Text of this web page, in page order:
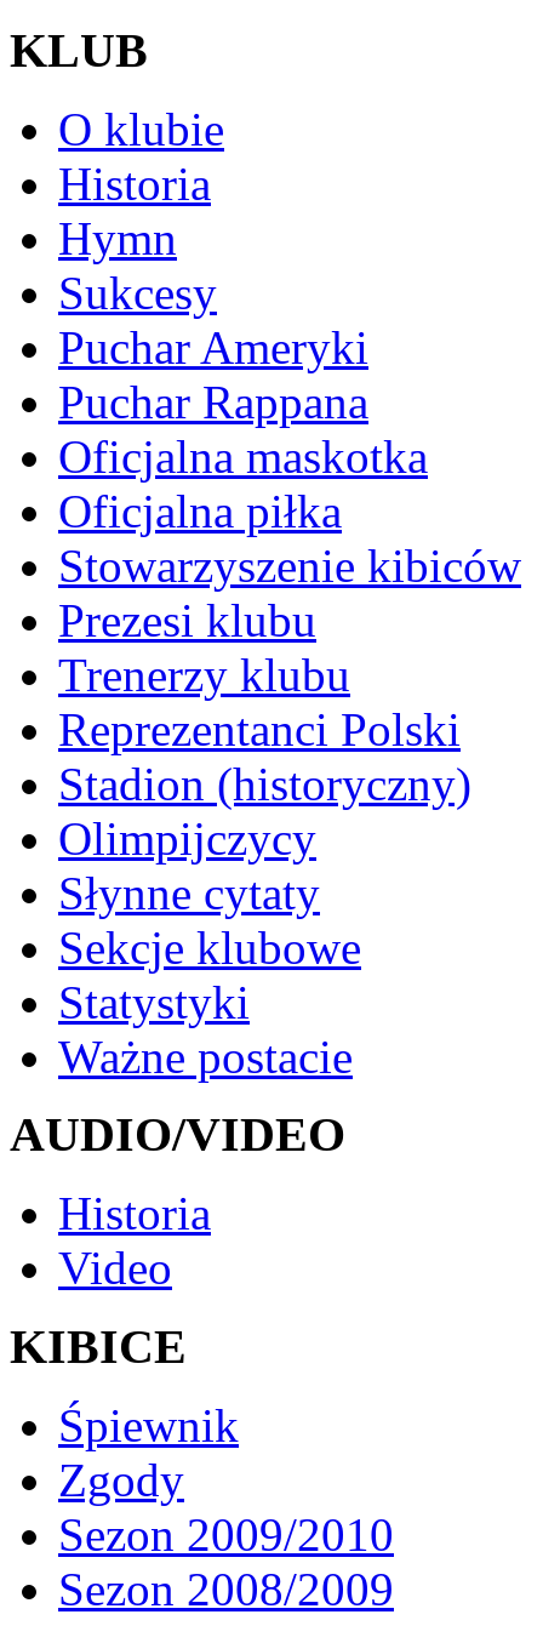
KLUB
O klubie
Historia
Hymn
Sukcesy
Puchar Ameryki
Puchar Rappana
Oficjalna maskotka
Oficjalna piłka
Stowarzyszenie kibiców
Prezesi klubu
Trenerzy klubu
Reprezentanci Polski
Stadion (historyczny)
Olimpijczycy
Słynne cytaty
Sekcje klubowe
Statystyki
Ważne postacie
AUDIO/VIDEO
Historia
Video
KIBICE
Śpiewnik
Zgody
Sezon 2009/2010
Sezon 2008/2009